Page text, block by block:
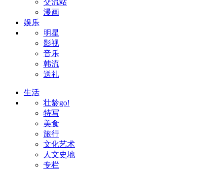
交流站
漫画
娱乐
明星
影视
音乐
韩流
送礼
生活
壮龄go!
特写
美食
旅行
文化艺术
人文史地
专栏